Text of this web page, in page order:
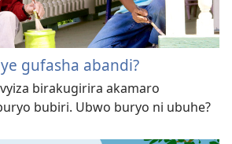
gufasha abandi?
birakugirira akamaro
bubiri. Ubwo buryo ni ubuhe?